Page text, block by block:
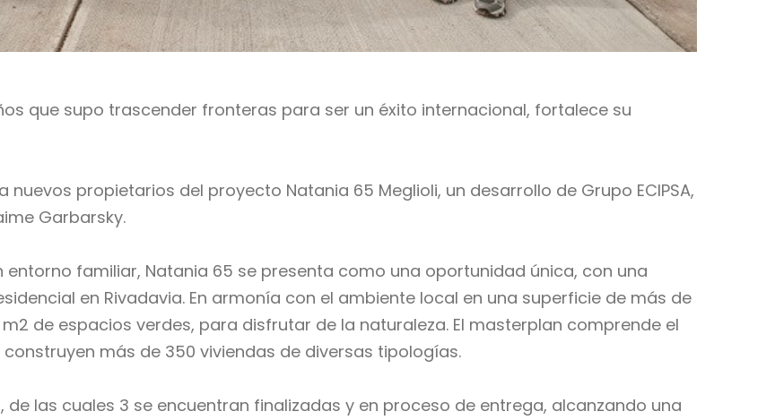
que supo trascender fronteras para ser un éxito internacional, fortalece su
propietarios del proyecto Natania 65 Meglioli, un desarrollo de Grupo ECIPSA,
Garbarsky.
entorno familiar, Natania 65 se presenta como una oportunidad única, con una
en Rivadavia. En armonía con el ambiente local en una superficie de más de
de espacios verdes, para disfrutar de la naturaleza. El masterplan comprende el
más de 350 viviendas de diversas tipologías.
las cuales 3 se encuentran finalizadas y en proceso de entrega, alcanzando una